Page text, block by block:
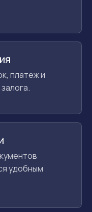
платеж и
удобным